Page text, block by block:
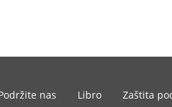
nas Libro Zaštita